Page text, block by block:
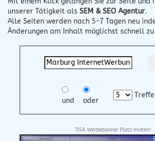
unserer Tätigkeit als SEM & SEO Agentur.
Alle Seiten werden nach 5-7 Tagen neu
Änderungen am Inhalt möglichst schnell
und oder
TISA Werbebanner Platz mieten!